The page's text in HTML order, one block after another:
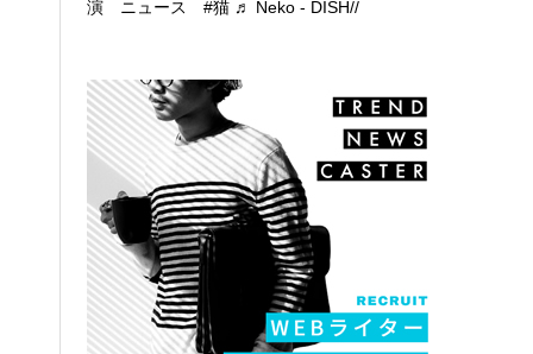
演 ニュース#猫 ♬ Neko - DISH//